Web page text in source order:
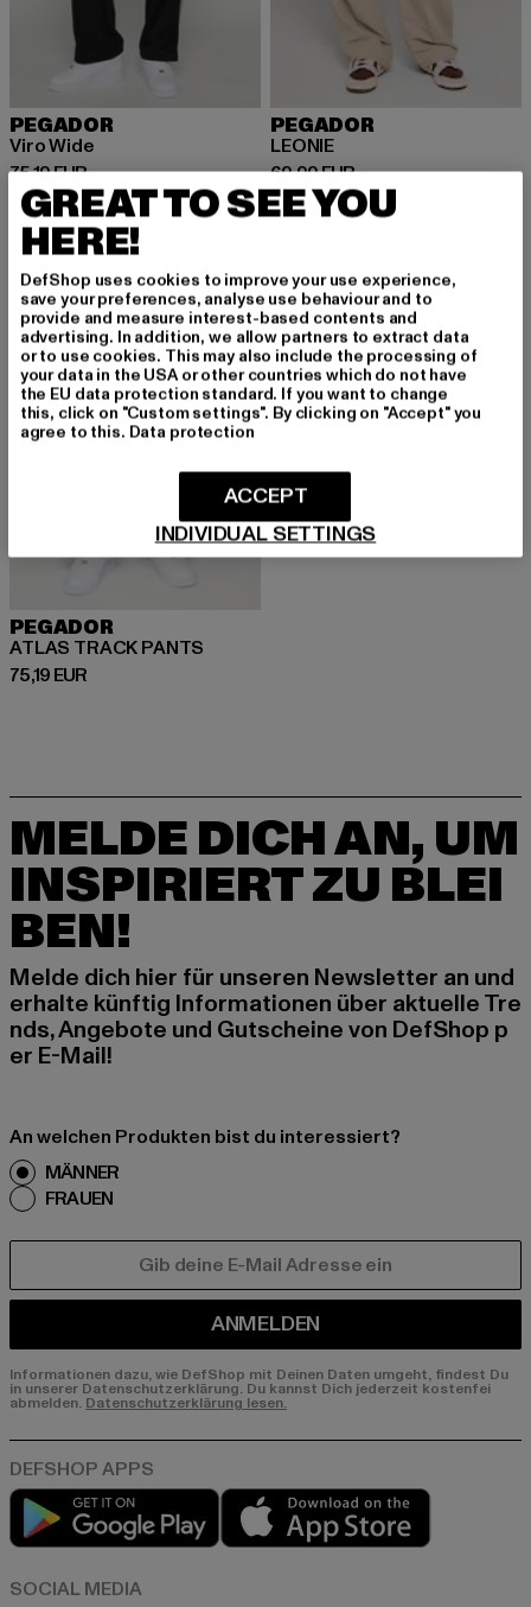
PEGADOR
Viro Wide
75,19 EUR
Derzeitiger Preis: 75,19 EUR
PEGADOR
LEONIE
69,99 EUR
Derzeitiger Preis: 69,99 EUR
PEGADOR
ATLAS TRACK PANTS
75,19 EUR
Derzeitiger Preis: 75,19 EUR
MELDE DICH AN, UM
INSPIRIERT ZU BLEI
BEN!
Melde dich hier für unseren Newsletter an und
erhalte künftig Informationen über aktuelle Tre
nds, Angebote und Gutscheine von DefShop p
er E-Mail!
An welchen Produkten bist du interessiert?
MÄNNER
FRAUEN
ANMELDEN
Informationen dazu, wie DefShop mit Deinen Daten umgeht, findest Du
in unserer Datenschutzerklärung. Du kannst Dich jederzeit kostenfei
abmelden.Datenschutzerklärung lesen.
Play market
GREAT TO SEE YOU
HERE!
DefShop uses cookies to improve your use experience,
save your preferences, analyse use behaviour and to
provide and measure interest-based contents and
advertising. In addition, we allow partners to extract data
or to use cookies. This may also include the processing of
your data in the USA or other countries which do not have
the EU data protection standard. If you want to change
this, click on "Custom settings". By clicking on "Accept" you
agree to this. Data protection
INDIVIDUAL SETTINGS
ACCEPT